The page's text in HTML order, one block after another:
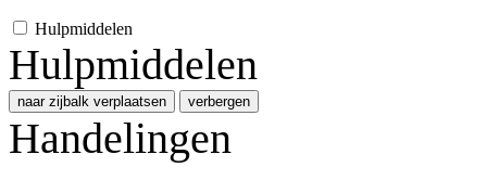
Hulpmiddelen
Hulpmiddelen
naar zijbalk verplaatsen verbergen
Handelingen